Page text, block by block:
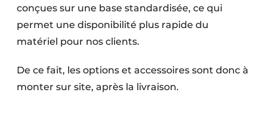
conçues sur une base standardisée, ce qui
permet une disponibilité plus rapide du
matériel pour nos clients.
De ce fait, les options et accessoires sont donc à
monter sur site, après la livraison.